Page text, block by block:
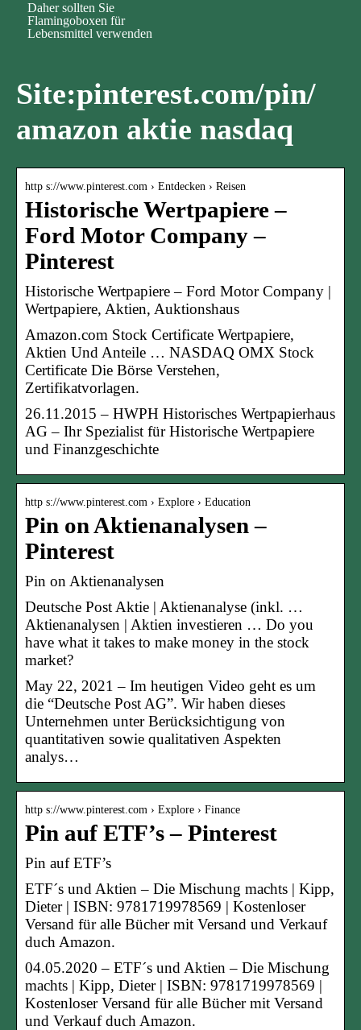
Daher sollten Sie
Flamingoboxen für
Lebensmittel verwenden
Site:pinterest.com/pin/
amazon aktie nasdaq
http s://www.pinterest.com › Entdecken › Reisen
Historische Wertpapiere –
Ford Motor Company –
Pinterest
Historische Wertpapiere – Ford Motor Company |
Wertpapiere, Aktien, Auktionshaus
Amazon.com Stock Certificate Wertpapiere,
Aktien Und Anteile … NASDAQ OMX Stock
Certificate Die Börse Verstehen,
Zertifikatvorlagen.
26.11.2015 – HWPH Historisches Wertpapierhaus
AG – Ihr Spezialist für Historische Wertpapiere
und Finanzgeschichte
http s://www.pinterest.com › Explore › Education
Pin on Aktienanalysen –
Pinterest
Pin on Aktienanalysen
Deutsche Post Aktie | Aktienanalyse (inkl. …
Aktienanalysen | Aktien investieren … Do you
have what it takes to make money in the stock
market?
May 22, 2021 – Im heutigen Video geht es um
die “Deutsche Post AG”. Wir haben dieses
Unternehmen unter Berücksichtigung von
quantitativen sowie qualitativen Aspekten
analys…
http s://www.pinterest.com › Explore › Finance
Pin auf ETF’s – Pinterest
Pin auf ETF’s
ETF´s und Aktien – Die Mischung machts | Kipp,
Dieter | ISBN: 9781719978569 | Kostenloser
Versand für alle Bücher mit Versand und Verkauf
duch Amazon.
04.05.2020 – ETF´s und Aktien – Die Mischung
machts | Kipp, Dieter | ISBN: 9781719978569 |
Kostenloser Versand für alle Bücher mit Versand
und Verkauf duch Amazon.